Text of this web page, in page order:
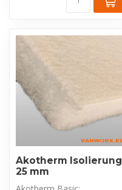
Akotherm Isolierung
25 mm